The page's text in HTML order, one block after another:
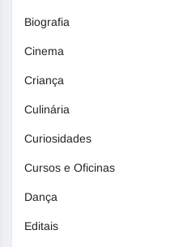
Biografia
Cinema
Criança
Culinária
Curiosidades
Cursos e Oficinas
Dança
Editais